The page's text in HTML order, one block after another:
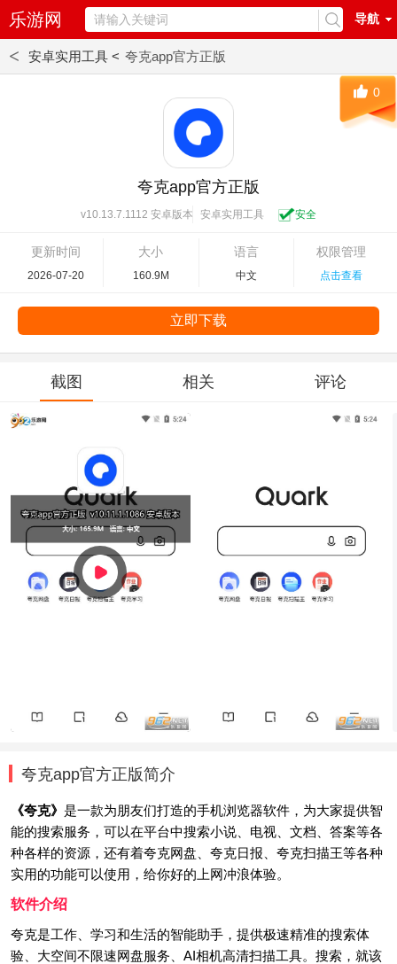
乐游网 导航
< 安卓实用工具 < 夸克app官方正版
夸克app官方正版
v10.13.7.1112 安卓版本 安卓实用工具 安全
更新时间
2026-07-20
大小
160.9M
语言
中文
权限管理
点击查看
0
立即下载
截图 相关 评论
夸克app官方正版简介
《夸克》 是一款为朋友们打造的手机浏览器软件，为大家提供智
能的搜索服务，可以在平台中搜索小说、电视、文档、答案等各
种各样的资源，还有着夸克网盘、夸克日报、夸克扫描王等各种
实用的功能可以使用，给你好的上网冲浪体验。
软件介绍
夸克是工作、学习和生活的智能助手，提供极速精准的搜索体
验、大空间不限速网盘服务、AI相机高清扫描工具。搜索，就该